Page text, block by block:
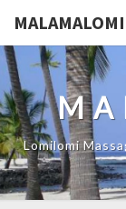
MALAMALOMI
Lomilomi